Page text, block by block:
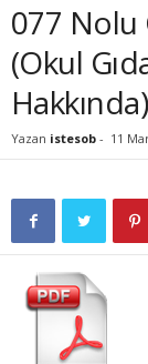
077 Nolu
(Okul
Hakkında)
Yazan istesob - 11